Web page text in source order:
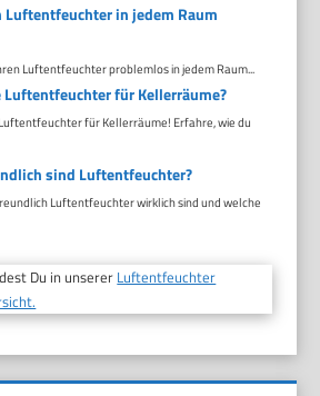
Luftentfeuchter in jedem Raum
Luftentfeuchter problemlos in jedem Raum...
Luftentfeuchter für Kellerräume?
für Kellerräume! Erfahre, wie du
sind Luftentfeuchter?
Luftentfeuchter wirklich sind und welche
Du in unserer Luftentfeuchter